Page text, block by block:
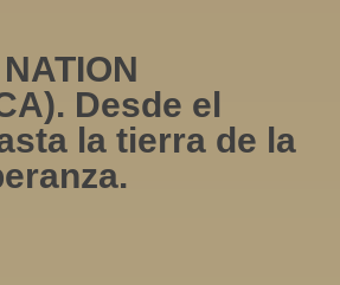
Desde el
la tierra de la